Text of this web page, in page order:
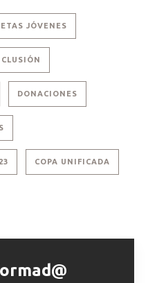
JÓVENES
DONACIONES
COPA UNIFICADA